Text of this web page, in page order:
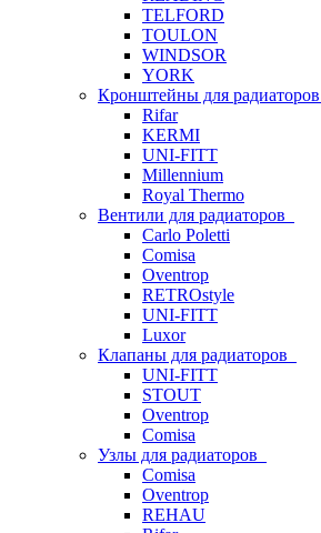
TELFORD
TOULON
WINDSOR
YORK
Кронштейны для радиаторов
Rifar
KERMI
UNI-FITT
Millennium
Royal Thermo
Вентили для радиаторов
Carlo Poletti
Comisa
Oventrop
RETROstyle
UNI-FITT
Luxor
Клапаны для радиаторов
UNI-FITT
STOUT
Oventrop
Comisa
Узлы для радиаторов
Comisa
Oventrop
REHAU